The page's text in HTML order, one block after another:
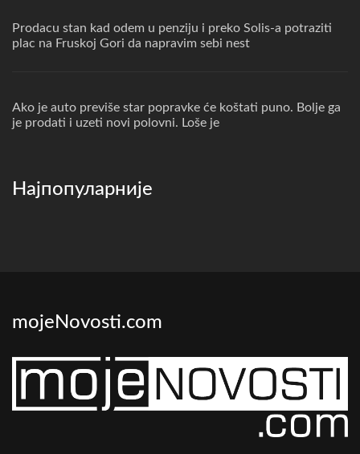
Prodacu stan kad odem u penziju i preko Solis-a potraziti
plac na Fruskoj Gori da napravim sebi nest
Ako je auto previše star popravke će koštati puno. Bolje ga
je prodati i uzeti novi polovni. Loše je
Најпопуларније
mojeNovosti.com